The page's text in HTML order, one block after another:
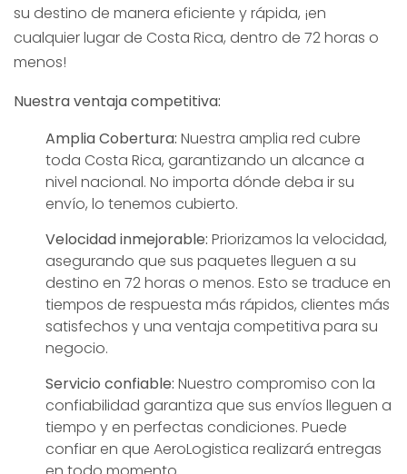
su destino de manera eficiente y rápida, ¡en
cualquier lugar de Costa Rica, dentro de 72 horas o
menos!
Nuestra ventaja competitiva:
Amplia Cobertura: Nuestra amplia red cubre
toda Costa Rica, garantizando un alcance a
nivel nacional. No importa dónde deba ir su
envío, lo tenemos cubierto.
Velocidad inmejorable: Priorizamos la velocidad,
asegurando que sus paquetes lleguen a su
destino en 72 horas o menos. Esto se traduce en
tiempos de respuesta más rápidos, clientes más
satisfechos y una ventaja competitiva para su
negocio.
Servicio confiable: Nuestro compromiso con la
confiabilidad garantiza que sus envíos lleguen a
tiempo y en perfectas condiciones. Puede
confiar en que AeroLogistica realizará entregas